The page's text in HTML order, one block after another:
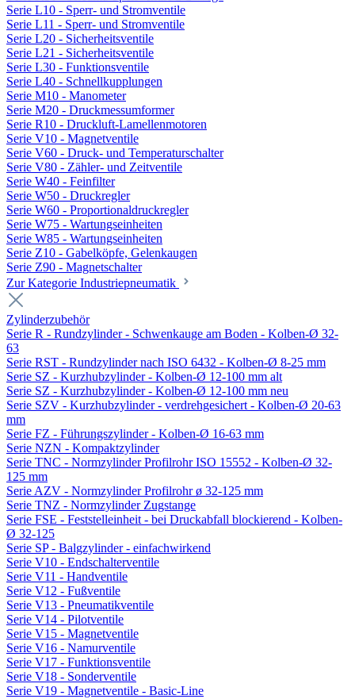
Serie L10 - Sperr- und Stromventile
Serie L11 - Sperr- und Stromventile
Serie L20 - Sicherheitsventile
Serie L21 - Sicherheitsventile
Serie L30 - Funktionsventile
Serie L40 - Schnellkupplungen
Serie M10 - Manometer
Serie M20 - Druckmessumformer
Serie R10 - Druckluft-Lamellenmotoren
Serie V10 - Magnetventile
Serie V60 - Druck- und Temperaturschalter
Serie V80 - Zähler- und Zeitventile
Serie W40 - Feinfilter
Serie W50 - Druckregler
Serie W60 - Proportionaldruckregler
Serie W75 - Wartungseinheiten
Serie W85 - Wartungseinheiten
Serie Z10 - Gabelköpfe, Gelenkaugen
Serie Z90 - Magnetschalter
Zur Kategorie Industriepneumatik
Zylinderzubehör
Serie R - Rundzylinder - Schwenkauge am Boden - Kolben-Ø 32-
63
Serie RST - Rundzylinder nach ISO 6432 - Kolben-Ø 8-25 mm
Serie SZ - Kurzhubzylinder - Kolben-Ø 12-100 mm alt
Serie SZ - Kurzhubzylinder - Kolben-Ø 12-100 mm neu
Serie SZV - Kurzhubzylinder - verdrehgesichert - Kolben-Ø 20-63
mm
Serie FZ - Führungszylinder - Kolben-Ø 16-63 mm
Serie NZN - Kompaktzylinder
Serie TNC - Normzylinder Profilrohr ISO 15552 - Kolben-Ø 32-
125 mm
Serie AZV - Normzylinder Profilrohr ø 32-125 mm
Serie TNZ - Normzylinder Zugstange
Serie FSE - Feststelleinheit - bei Druckabfall blockierend - Kolben-
Ø 32-125
Serie SP - Balgzylinder - einfachwirkend
Serie V10 - Endschalterventile
Serie V11 - Handventile
Serie V12 - Fußventile
Serie V13 - Pneumatikventile
Serie V14 - Pilotventile
Serie V15 - Magnetventile
Serie V16 - Namurventile
Serie V17 - Funktionsventile
Serie V18 - Sonderventile
Serie V19 - Magnetventile - Basic-Line